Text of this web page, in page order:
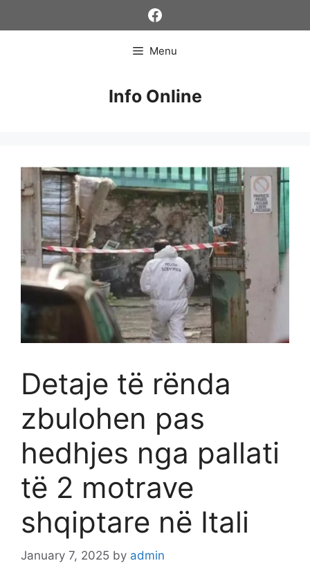
Facebook
Menu
Info Online
Detaje të rënda
zbulohen pas
hedhjes nga pallati
të 2 motrave
shqiptare në Itali
January 7, 2025 by admin